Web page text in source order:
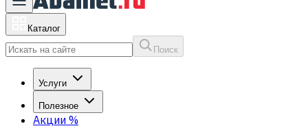
Каталог
Поиск
Услуги
Полезное
Акции %